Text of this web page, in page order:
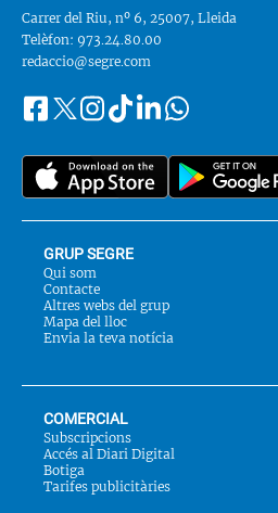
Carrer del Riu, nº 6, 25007, Lleida
Telèfon: 973.24.80.00
redaccio@segre.com
Segueix-
a::
FacebookInstagram
TiktokLinkedinWhatsapp
GRUP SEGRE
Qui som
Contacte
Altres webs del grup
Mapa del lloc
Envia la teva notícia
COMERCIAL
Subscripcions
Accés al Diari Digital
Botiga
Tarifes publicitàries